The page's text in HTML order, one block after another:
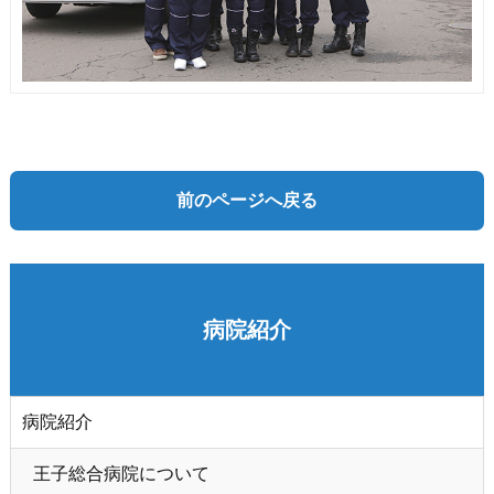
前のページへ戻る
病院紹介
病院紹介
王子総合病院について